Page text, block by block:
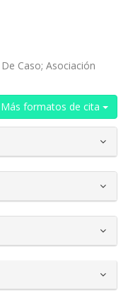
Caso; Asociación
Más formatos de cita